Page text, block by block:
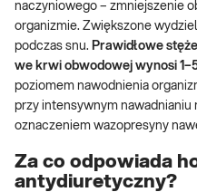
naczyniowego – zmniejszenie
organizmie. Zwiększone
podczas snu. Prawidłowe
we krwi obwodowej wynosi
poziomem nawodnienia
przy intensywnym nawadnianiu
oznaczeniem wazopresyny
Za co odpowiada
antydiuretyczny?